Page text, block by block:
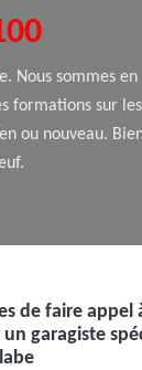
Nous sommes en
formations sur les
ou nouveau.
de faire appel
garagiste